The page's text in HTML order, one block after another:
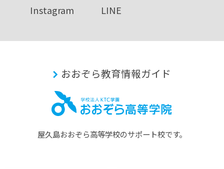
Instagram LINE
おおぞら教育情報ガイド
屋久島おおぞら⾼等学校のサポート校です。